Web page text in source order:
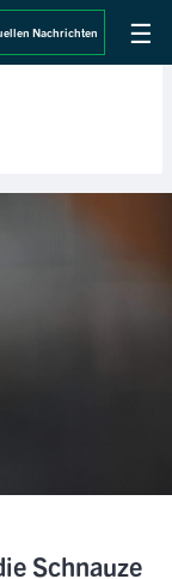
☰
Nachrichten
Schnauze